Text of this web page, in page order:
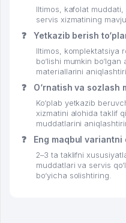
Iltimos, kafolat muddati,
servis xizmatining
❓ Yetkazib berish
Iltimos, komplektatsiya
bo‘lishi mumkin
materiallarini
❓ O‘rnatish va sozlash
Ko‘plab yetkazib
xizmatini alohida taklif
muddatlarini
❓ Eng maqbul
2–3 ta taklifni
muddatlari va servis
bo‘yicha solishtiring.